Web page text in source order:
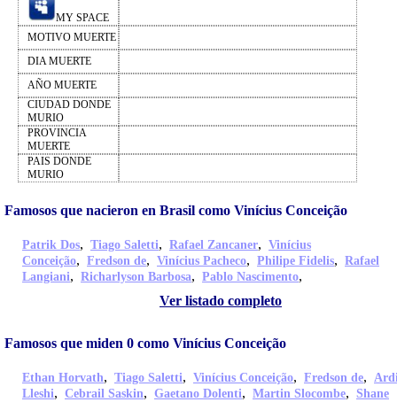
MY SPACE
MOTIVO MUERTE
DIA MUERTE
AÑO MUERTE
CIUDAD DONDE
MURIO
PROVINCIA
MUERTE
PAIS DONDE
MURIO
Famosos que nacieron en Brasil como Vinícius Conceição
Patrik Dos, Tiago Saletti, Rafael Zancaner, Vinícius
Conceição, Fredson de, Vinícius Pacheco, Philipe Fidelis, Rafael
Langiani, Richarlyson Barbosa, Pablo Nascimento,
Ver listado completo
Famosos que miden 0 como Vinícius Conceição
Ethan Horvath, Tiago Saletti, Vinícius Conceição, Fredson de,
Lleshi, Cebrail Saskin, Gaetano Dolenti, Martin Slocombe, Shane